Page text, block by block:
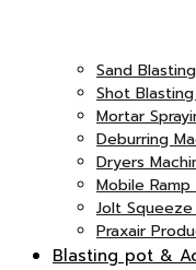
แอนด์
บริษัท
เอ็ม
Sand
Shot
Mortar
Deburring
Dryers
Mobile
Jolt
Praxair
Blasting pot &